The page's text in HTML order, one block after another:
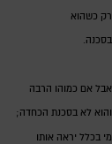
רק כשהוא
בסכנה.
אבל אם כמוהו הרבה
והוא לא בסכנת הכחדה;
מי בכלל יראה אותו